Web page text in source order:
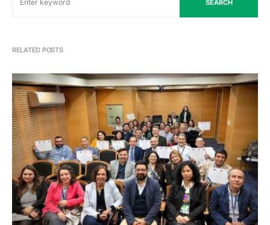
SEARCH
RELATED POSTS